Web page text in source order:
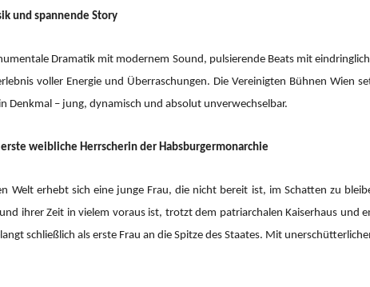
und spannende Story
Dramatik mit modernem Sound, pulsierende Beats mit
voller Energie und Überraschungen. Die Vereinigten Bühnen Wien
Denkmal – jung, dynamisch und absolut unverwechselbar.
weibliche Herrscherin der Habsburgermonarchie
Welt erhebt sich eine junge Frau, die nicht bereit ist, im Schatten zu
ihrer Zeit in vielem voraus ist, trotzt dem patriarchalen Kaiserhaus und
schließlich als erste Frau an die Spitze des Staates. Mit